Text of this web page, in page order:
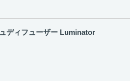
ディフューザー Luminator